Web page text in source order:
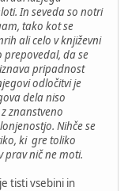
In seveda so notri
tako kot se
ali celo v književni
prepovedal, da se
pripadnost
odločitvi je
dela niso
znanstveno
Nihče se
ki gre toliko
prav nič ne moti.
tisti vsebini in